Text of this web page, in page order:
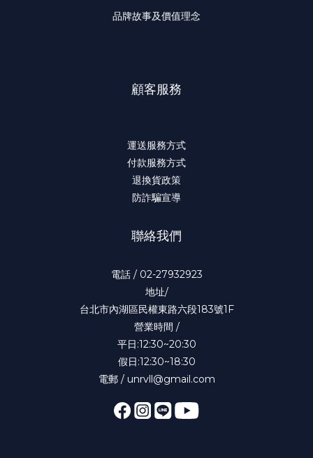
品牌故事及價值理念
顧客服務
運送服務方式
付款服務方式
退換貨政策
防詐騙宣導
聯絡我們
電話 / 02-27932923
地址/
台北市內湖區民權東路六段183號1F
營業時間 /
平日:12:30~20:30
假日:12:30~18:30
電郵 / unrvll@gmail.com